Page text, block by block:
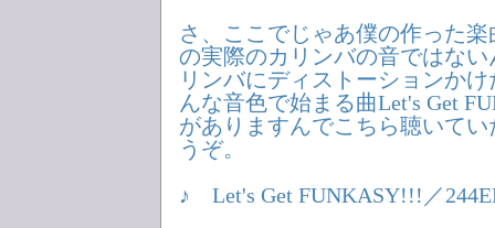
さ、ここでじゃあ僕の作った
の実際のカリンバの音ではな
リンバにディストーションか
んな音色で始まる曲Let's Get
がありますんでこちら聴いて
うぞ。
♪ Let's Get FUNKASY!!!／